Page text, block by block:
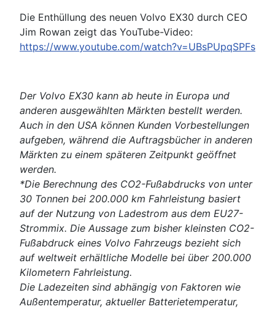
Die Enthüllung des neuen Volvo EX30 durch CEO
Jim Rowan zeigt das YouTube-Video:
https://www.youtube.com/watch?v=UBsPUpqSPFs
Der Volvo EX30 kann ab heute in Europa und
anderen ausgewählten Märkten bestellt werden.
Auch in den USA können Kunden Vorbestellungen
aufgeben, während die Auftragsbücher in anderen
Märkten zu einem späteren Zeitpunkt geöffnet
werden.
*Die Berechnung des CO2-Fußabdrucks von unter
30 Tonnen bei 200.000 km Fahrleistung basiert
auf der Nutzung von Ladestrom aus dem EU27-
Strommix. Die Aussage zum bisher kleinsten CO2-
Fußabdruck eines Volvo Fahrzeugs bezieht sich
auf weltweit erhältliche Modelle bei über 200.000
Kilometern Fahrleistung.
Die Ladezeiten sind abhängig von Faktoren wie
Außentemperatur, aktueller Batterietemperatur,